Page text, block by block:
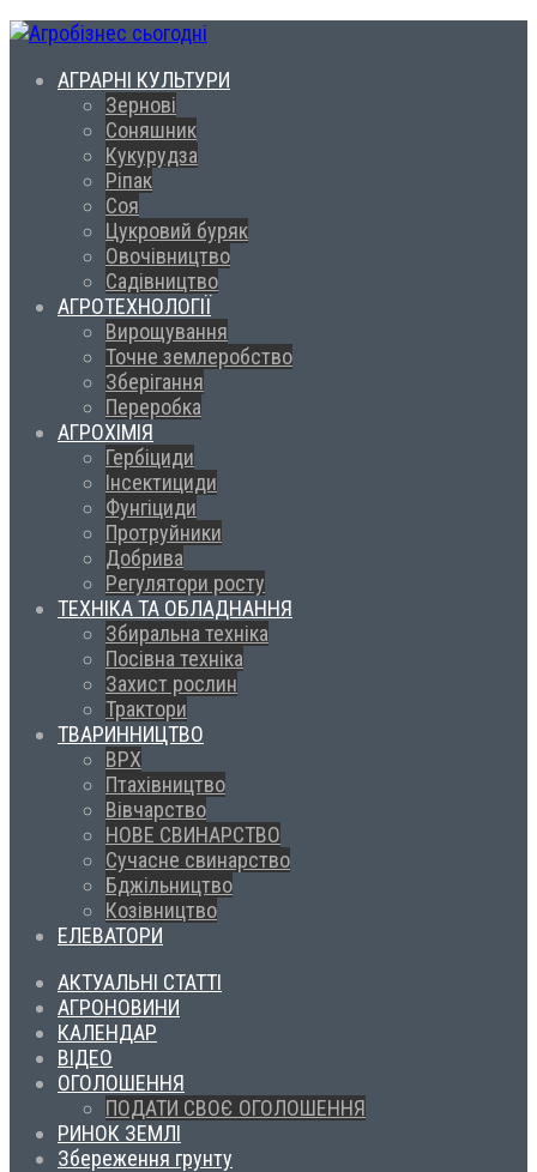
АГРАРНІ КУЛЬТУРИ
Зернові
Соняшник
Кукурудза
Ріпак
Соя
Цукровий буряк
Овочівництво
Садівництво
АГРОТЕХНОЛОГІЇ
Вирощування
Точне землеробство
Зберігання
Переробка
АГРОХІМІЯ
Гербіциди
Інсектициди
Фунгіциди
Протруйники
Добрива
Регулятори росту
ТЕХНІКА ТА ОБЛАДНАННЯ
Збиральна техніка
Посівна техніка
Захист рослин
Трактори
ТВАРИННИЦТВО
ВРХ
Птахівництво
Вівчарство
НОВЕ СВИНАРСТВО
Сучасне свинарство
Бджільництво
Козівництво
ЕЛЕВАТОРИ
АКТУАЛЬНІ СТАТТІ
АГРОНОВИНИ
КАЛЕНДАР
ВІДЕО
ОГОЛОШЕННЯ
ПОДАТИ СВОЄ ОГОЛОШЕННЯ
РИНОК ЗЕМЛІ
Збереження грунту